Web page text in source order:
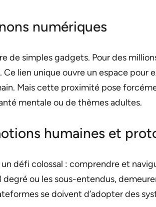
numériques
de simples gadgets. Pour des
lien unique ouvre un espace
Mais cette proximité pose
mentale ou de thèmes adultes.
humaines et
défi colossal : comprendre et
ou les sous-entendus,
se doivent d’adopter des